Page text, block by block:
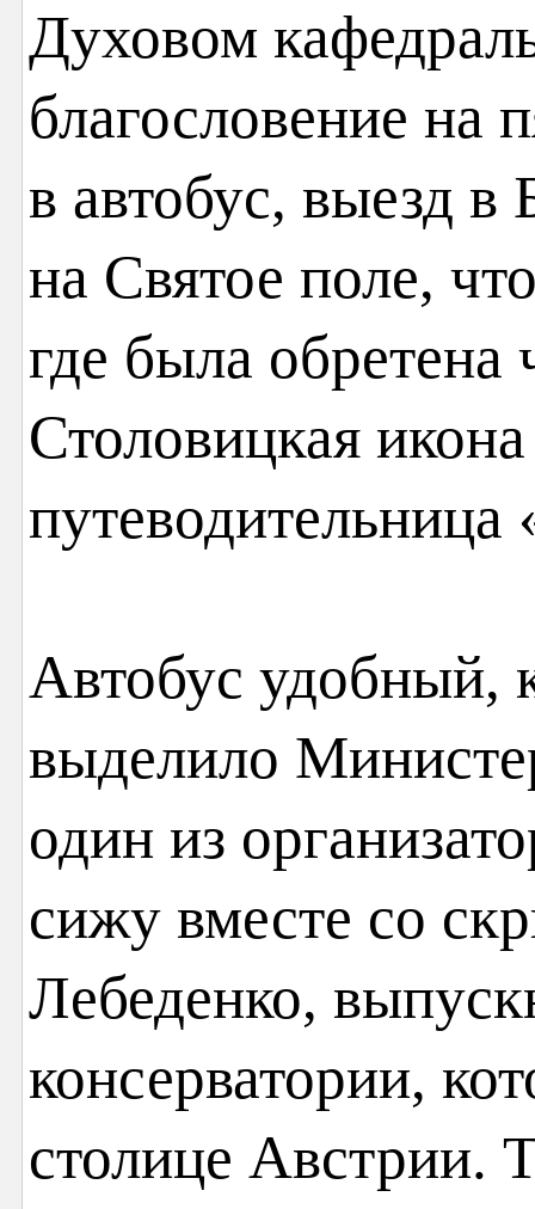
Духовом
благословение на
в автобус, выезд в
на Святое поле,
где была обретена
Столовицкая
Автобус удобный,
выделило
один из
сижу вместе со
Лебеденко,
консерватории,
столице Австрии.